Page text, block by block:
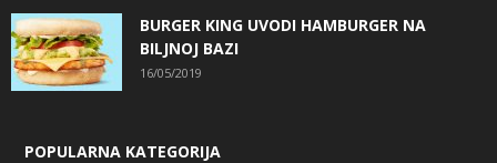
BURGER KING UVODI HAMBURGER NA
BILJNOJ BAZI
16/05/2019
POPULARNA KATEGORIJA